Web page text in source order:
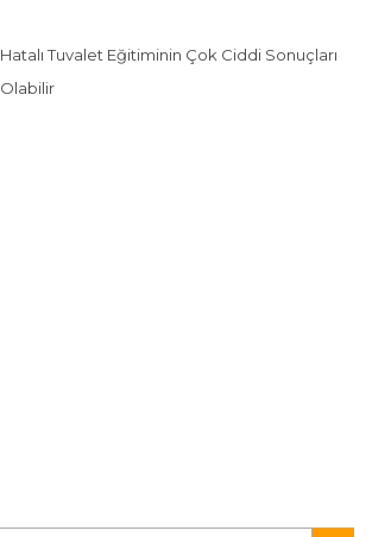
Hatalı Tuvalet Eğitiminin Çok Ciddi Sonuçları
Olabilir